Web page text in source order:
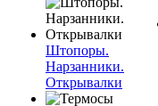
Штопоры.
Нарзанники.
Открывалки